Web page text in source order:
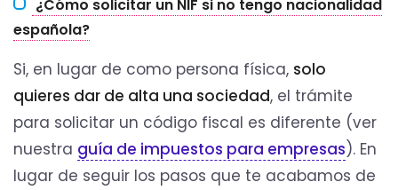
¿Cómo solicitar un NIF si no tengo nacionalidad
española?
Si, en lugar de como persona física, solo
quieres dar de alta una sociedad, el trámite
para solicitar un código fiscal es diferente (ver
nuestra guía de impuestos para empresas). En
lugar de seguir los pasos que te acabamos de